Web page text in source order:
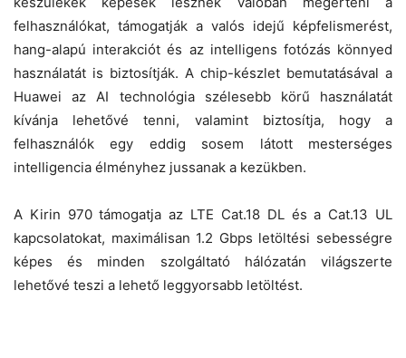
felhasználókat, támogatják a valós idejű képfelismerést,
hang-alapú interakciót és az intelligens fotózás könnyed
használatát is biztosítják. A chip-készlet bemutatásával a
Huawei az AI technológia szélesebb körű használatát
kívánja lehetővé tenni, valamint biztosítja, hogy a
felhasználók egy eddig sosem látott mesterséges
intelligencia élményhez jussanak a kezükben.
A Kirin 970 támogatja az LTE Cat.18 DL és a Cat.13 UL
kapcsolatokat, maximálisan 1.2 Gbps letöltési sebességre
képes és minden szolgáltató hálózatán világszerte
lehetővé teszi a lehető leggyorsabb letöltést.